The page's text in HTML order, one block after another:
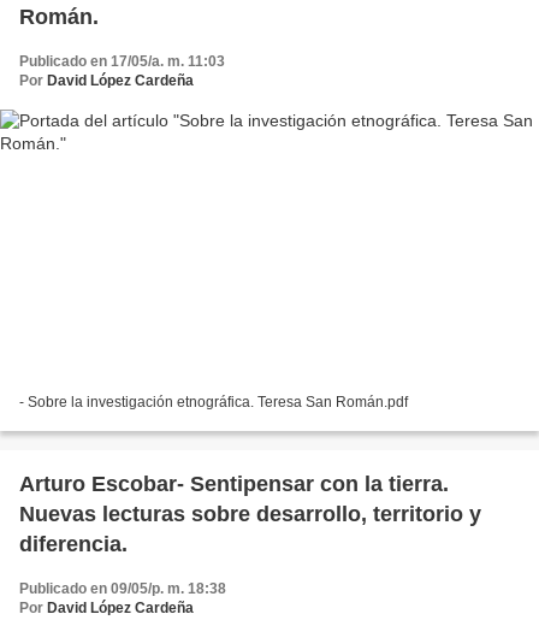
Román.
Publicado en 17/05/a. m. 11:03
Por David López Cardeña
- Sobre la investigación etnográfica. Teresa San Román.pdf
Arturo Escobar- Sentipensar con la tierra.
Nuevas lecturas sobre desarrollo, territorio y
diferencia.
Publicado en 09/05/p. m. 18:38
Por David López Cardeña